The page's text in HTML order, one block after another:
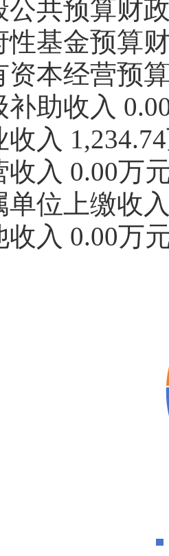
共预算财
性基金预算
资本经营预
助收入
入
入 0.00万
位上缴收
入 0.00万